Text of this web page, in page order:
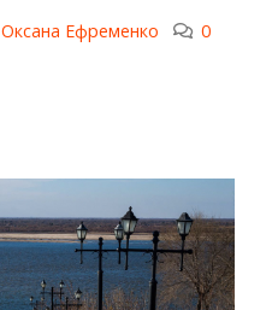
Оксана Ефременко
0